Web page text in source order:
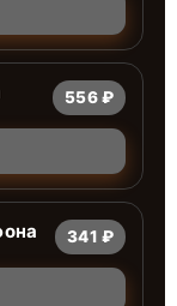
556 ₽
341 ₽